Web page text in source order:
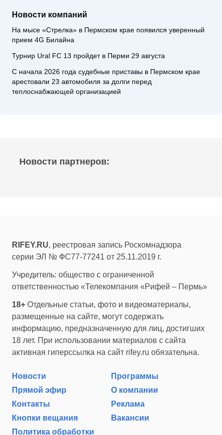
Новости компаний
На мысе «Стрелка» в Пермском крае появился уверенный
прием 4G Билайна
Турнир Ural FC 13 пройдет в Перми 29 августа
С начала 2026 года судебные приставы в Пермском крае
арестовали 23 автомобиля за долги перед
теплоснабжающей организацией
Новости партнеров:
RIFEY.RU, реестровая запись Роскомнадзора
серии ЭЛ № ФС77-77241 от 25.11.2019 г.
Учредитель: общество с ограниченной
ответственностью «Телекомпания «Рифей – Пермь»
18+ Отдельные статьи, фото и видеоматериалы,
размещенные на сайте, могут содержать
информацию, предназначенную для лиц, достигших
18 лет. При использовании материалов с сайта
активная гиперссылка на сайт rifey.ru обязательна.
Новости
Программы
Прямой эфир
О компании
Контакты
Реклама
Кнопки вещания
Вакансии
Политика обработки